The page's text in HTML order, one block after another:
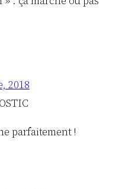
2018
parfaitement !